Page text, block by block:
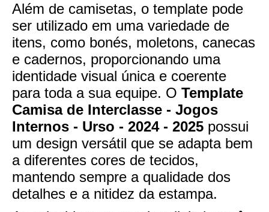
Além de camisetas, o template pode
ser utilizado em uma variedade de
itens, como bonés, moletons, canecas
e cadernos, proporcionando uma
identidade visual única e coerente
para toda a sua equipe. O Template
Camisa de Interclasse - Jogos
Internos - Urso - 2024 - 2025 possui
um design versátil que se adapta bem
a diferentes cores de tecidos,
mantendo sempre a qualidade dos
detalhes e a nitidez da estampa.